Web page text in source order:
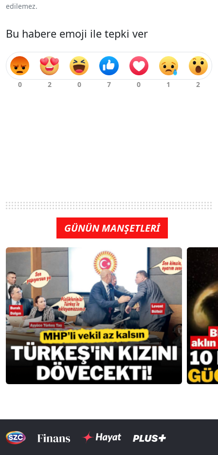
edilemez.
Bu habere emoji ile tepki ver
GÜNÜN MANŞETLERİ